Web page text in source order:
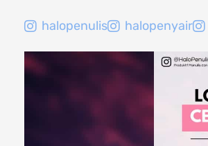
halopenulis halopenyair